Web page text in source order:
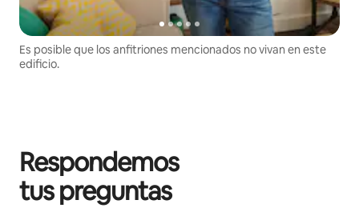
Es posible que los anfitriones mencionados no vivan en este
edificio.
Respondemos
tus preguntas